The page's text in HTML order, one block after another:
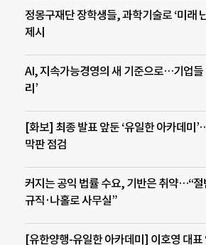
정몽구재단 장학생들, 과학기술로 ‘미래
제시
AI, 지속가능경영의 새 기준으로…기업들
리’
[화보] 최종 발표 앞둔 ‘유일한 아카데미
막판 점검
커지는 공익 법률 수요, 기반은 취약…“절
규직·나홀로 사무실”
[유한양행-유일한 아카데미] 이호영 대표